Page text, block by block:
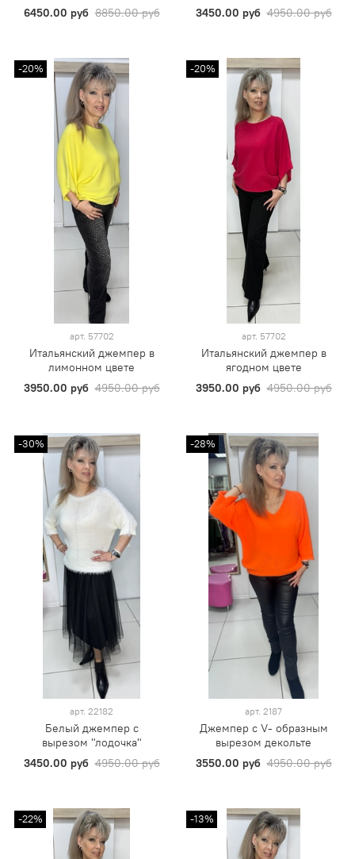
6450.00 руб 8850.00 руб
3450.00 руб 4950.00 руб
-20%
арт. 57702
Итальянский джемпер в
лимонном цвете
3950.00 руб 4950.00 руб
-20%
арт. 57702
Итальянский джемпер в
ягодном цвете
3950.00 руб 4950.00 руб
-30%
арт. 22182
Белый джемпер с
вырезом "лодочка"
3450.00 руб 4950.00 руб
-28%
арт. 2187
Джемпер с V- образным
вырезом декольте
3550.00 руб 4950.00 руб
-22% -13%